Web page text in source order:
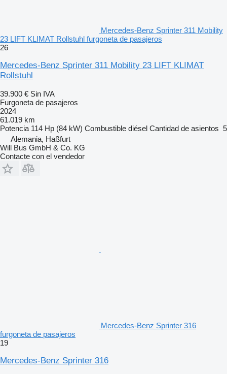
Mercedes-Benz Sprinter 311 Mobility
23 LIFT KLIMAT Rollstuhl furgoneta de pasajeros
26
Mercedes-Benz Sprinter 311 Mobility 23 LIFT KLIMAT
Rollstuhl
39.900 € Sin IVA
Furgoneta de pasajeros
2024
61.019 km
Potencia 114 Hp (84 kW) Combustible diésel Cantidad de asientos 5
Alemania, Haßfurt
Will Bus GmbH & Co. KG
Contacte con el vendedor
Mercedes-Benz Sprinter 316
furgoneta de pasajeros
19
Mercedes-Benz Sprinter 316